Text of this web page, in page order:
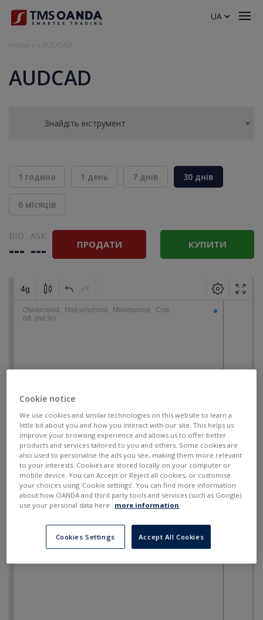
AUDCAD
Знайдіть інструмент
1 година 1 день 7 днів 30 днів
6 місяців
BID
---
ASK
--- ПРОДАТИ КУПИТИ
UA
Cookie notice
We use cookies and similar technologies on this website to learn a
little bit about you and how you interact with our site. This helps us
improve your browsing experience and allows us to offer better
products and services tailored to you and others. Some cookies are
also used to personalise the ads you see, making them more relevant
to your interests. Cookies are stored locally on your computer or
mobile device. You can Accept or Reject all cookies, or customise
your choices using ‘Cookie settings’. You can find more information
about how OANDA and third party tools and services (such as Google)
use your personal data here: more information.
Cookies Settings Accept All Cookies